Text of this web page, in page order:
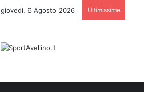
giovedì, 6 Agosto 2026 Ultimissime